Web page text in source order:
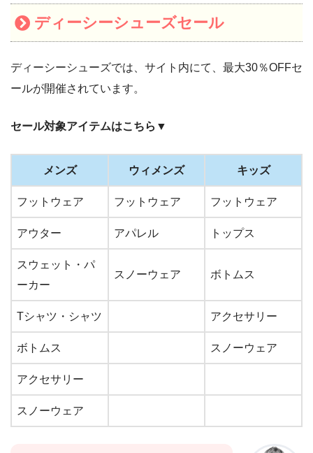
ディーシーシューズセール
ディーシーシューズでは、サイト内にて、最大30％OFFセ
ールが開催されています。
セール対象アイテムはこちら▼
メンズ ウィメンズ キッズ
フットウェア フットウェア フットウェア
アウター アパレル トップス
スウェット・パ
ーカー
スノーウェア ボトムス
Tシャツ・シャツ アクセサリー
ボトムス スノーウェア
アクセサリー
スノーウェア